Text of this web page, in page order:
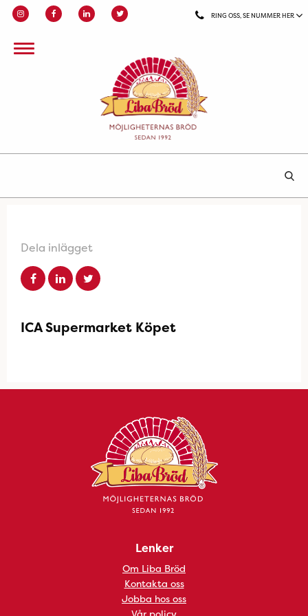
RING OSS, SE NUMMER HER
Dela inlägget
ICA Supermarket Köpet
Lenker
Om Liba Bröd
Kontakta oss
Jobba hos oss